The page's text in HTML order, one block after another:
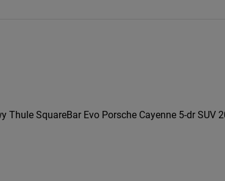
SquareBar Evo Porsche Cayenne 5-dr SUV